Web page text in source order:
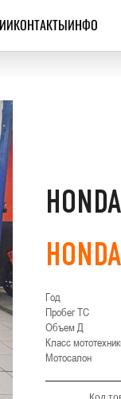
КОНТАКТЫИНФО
HONDA
Год
Пробег ТС
Объем Д
Класс
Мотосалон